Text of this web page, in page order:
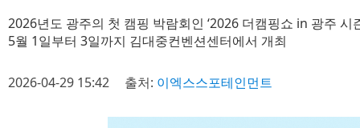
2026년도 광주의 첫 캠핑 박람회인 ‘2026 더캠핑쇼 in 광주 시
5월 1일부터 3일까지 김대중컨벤션센터에서 개최
2026-04-29 15:42 출처: 이엑스스포테인먼트